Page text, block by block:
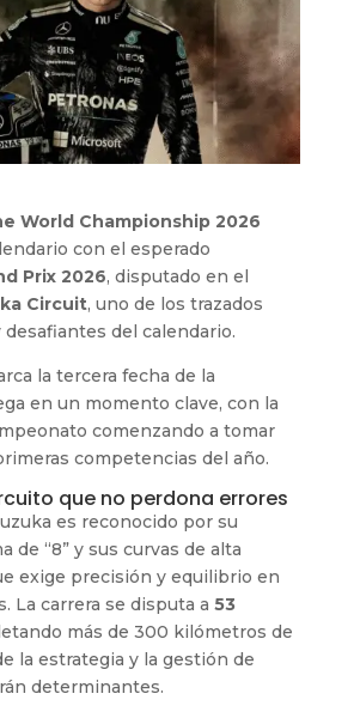
World Championship 2026
con el esperado
Prix 2026, disputado en el
Circuit, uno de los trazados
del calendario.
la tercera fecha de la
en un momento clave, con la
comenzando a tomar
competencias del año.
que no perdona errores
es reconocido por su
de “8” y sus curvas de alta
exige precisión y equilibrio en
La carrera se disputa a 53
más de 300 kilómetros de
la estrategia y la gestión de
determinantes.